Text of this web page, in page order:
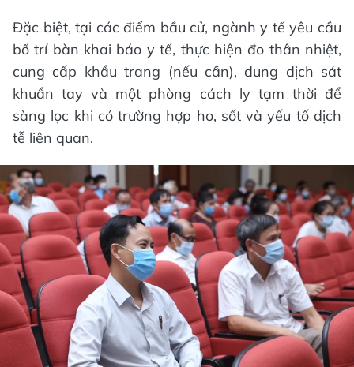
Đặc biệt, tại các điểm bầu cử, ngành y tế yêu cầu
bố trí bàn khai báo y tế, thực hiện đo thân nhiệt,
cung cấp khẩu trang (nếu cần), dung dịch sát
khuẩn tay và một phòng cách ly tạm thời để
sàng lọc khi có trường hợp ho, sốt và yếu tố dịch
tễ liên quan.